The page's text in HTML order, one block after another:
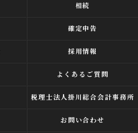
相続
確定申告
採用情報
よくあるご質問
税理士法人掛川総合会計事務所
お問い合わせ